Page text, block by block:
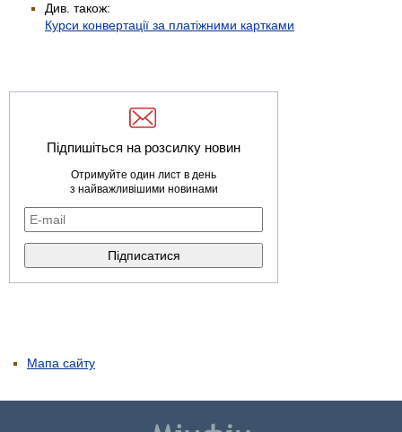
Див. також:
Курси конвертації за платіжними картками
Підпишіться на розсилку новин
Отримуйте один лист в день
з найважливішими новинами
Мапа сайту